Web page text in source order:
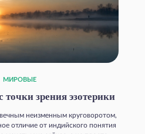
МИРОВЫЕ
точки зрения эзотерики
неизменным круговоротом,
отличие от индийского понятия